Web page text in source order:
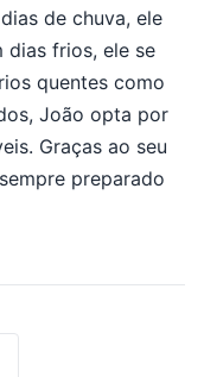
de chuva, ele
dias frios, ele se
quentes como
João opta por
Graças ao seu
preparado